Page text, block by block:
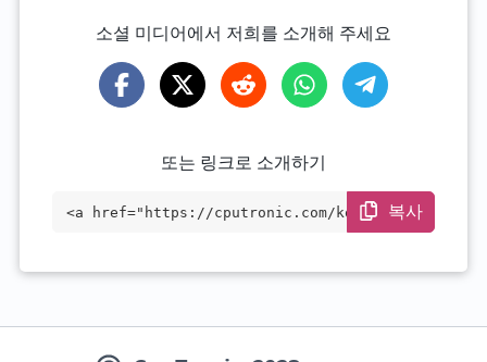
소셜 미디어에서 저희를 소개해 주세요
또는 링크로 소개하기
<a href="https://cputronic.com/ko/cpu/in
복사